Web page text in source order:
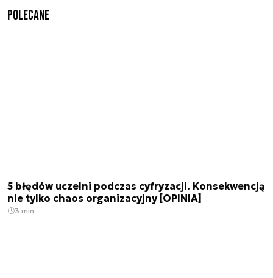
Polecane
5 błędów uczelni podczas cyfryzacji. Konsekwencją
nie tylko chaos organizacyjny [OPINIA]
3 min.